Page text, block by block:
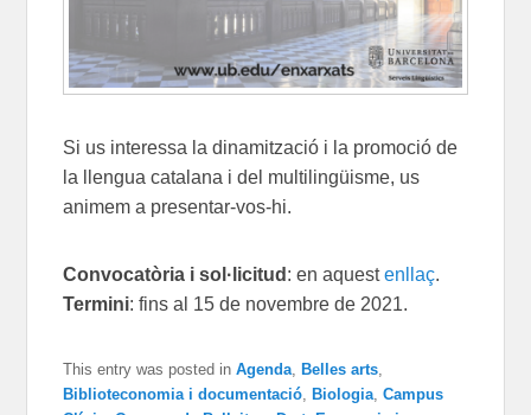
Si us interessa la dinamització i la promoció de
la llengua catalana i del multilingüisme, us
animem a presentar-vos-hi.
Convocatòria i sol·licitud : en aquestenllaç.
Termini: fins al 15 de novembre de 2021.
This entry was posted inAgenda Belles arts
Biblioteconomia i documentació
Biologia ,Campus